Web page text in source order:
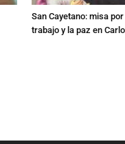
San Cayetano: misa por
trabajo y la paz en